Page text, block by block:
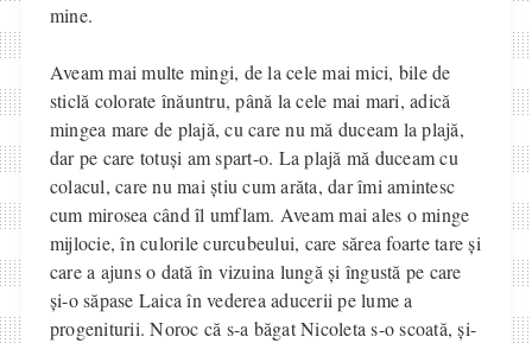
mine.
Aveam mai multe mingi, de la cele mai mici, bile de
sticlă colorate înăuntru, până la cele mai mari, adică
mingea mare de plajă, cu care nu mă duceam la plajă,
dar pe care totuși am spart-o. La plajă mă duceam cu
colacul, care nu mai știu cum arăta, dar îmi amintesc
cum mirosea când îl umflam. Aveam mai ales o minge
mijlocie, în culorile curcubeului, care sărea foarte tare și
care a ajuns o dată în vizuina lungă și îngustă pe care
și-o săpase Laica în vederea aducerii pe lume a
progeniturii. Noroc că s-a băgat Nicoleta s-o scoată, și-